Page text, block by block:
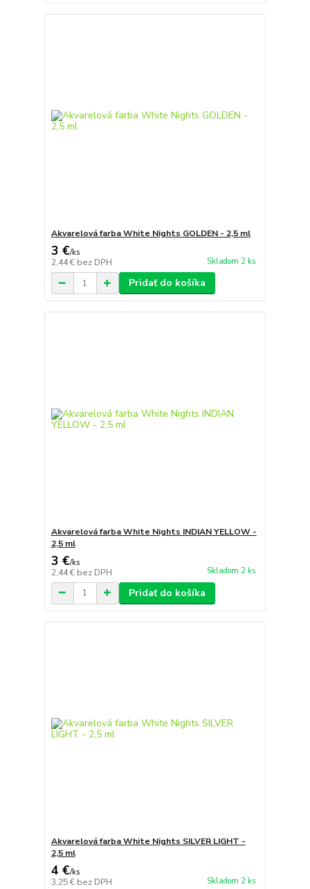
Akvarelová farba White Nights GOLDEN - 2,5 ml
3 €/ks
2,44 € bez DPH Skladom 2 ks
Pridať do košíka
Akvarelová farba White Nights INDIAN YELLOW -
2,5 ml
3 €/ks
2,44 € bez DPH Skladom 2 ks
Pridať do košíka
Akvarelová farba White Nights SILVER LIGHT -
2,5 ml
4 €/ks
3,25 € bez DPH Skladom 2 ks